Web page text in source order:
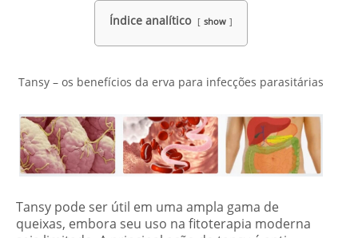
Índice analítico show
Tansy – os benefícios da erva para infecções parasitárias
Tansy pode ser útil em uma ampla gama de
queixas, embora seu uso na fitoterapia moderna